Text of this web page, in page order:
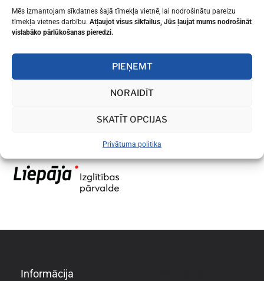
Mēs izmantojam sīkdatnes šajā tīmekļa vietnē, lai nodrošinātu pareizu
tīmekļa vietnes darbību. Atļaujot visus sīkfailus, Jūs ļaujat mums nodrošināt
vislabāko pārlūkošanas pieredzi.
PIEŅEMT
NORAIDĪT
SKATĪT OPCIJAS
Privātuma politika
Informācija